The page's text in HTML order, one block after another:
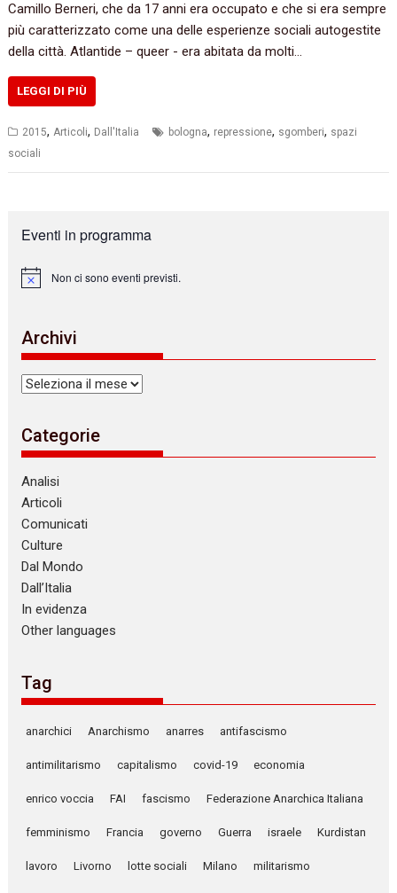
Camillo Berneri,‭ ‬che da‭ ‬17‭ ‬anni era occupato e che si era sempre
più caratterizzato come una delle esperienze sociali autogestite
della città.‭ ‬Atlantide‭ – ‬queer‭ ‬-‭ ‬era abitata da molti…
LEGGI DI PIÙ
2015,Articoli, Dall'Italia bologna, repressione, sgomberi, spazi
sociali
Eventi in programma
N
c
e
Non ci sono eventi previsti.
Archivi
Archivi
Categorie
Analisi
Articoli
Comunicati
Culture
Dal Mondo
Dall’Italia
In evidenza
Other languages
Tag
anarchici Anarchismo anarres antifascismo
antimilitarismo capitalismo covid-19 economia
enrico voccia FAI fascismo Federazione Anarchica Italiana
femminismo Francia governo Guerra israele Kurdistan
lavoro Livorno lotte sociali Milano militarismo